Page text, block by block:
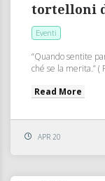
tortelloni
Eventi
“Quando sentite
ché se la merita.” (
Read More
APR 20